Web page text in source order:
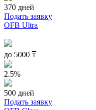
370 дней
Подать заявку
OFB Ultra
до 5000 ₸
2.5%
500 дней
Подать заявку